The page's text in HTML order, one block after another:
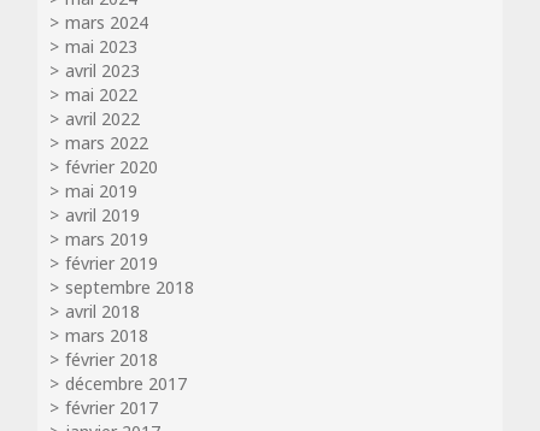
mars 2024
mai 2023
avril 2023
mai 2022
avril 2022
mars 2022
février 2020
mai 2019
avril 2019
mars 2019
février 2019
septembre 2018
avril 2018
mars 2018
février 2018
décembre 2017
février 2017